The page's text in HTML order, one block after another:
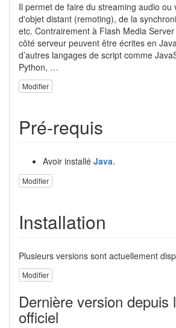
Il permet de faire du streaming audio ou
d'objet distant (remoting), de la
etc. Contrairement à Flash Media
côté serveur peuvent être écrites en
d’autres langages de script comme
Python, …
Modifier
Pré-requis
Avoir installé Java.
Modifier
Installation
Plusieurs versions sont actuellement
Modifier
Dernière version depuis
officiel